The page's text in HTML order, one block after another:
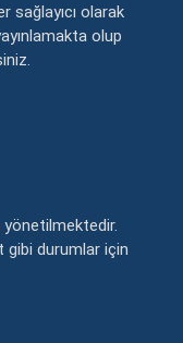
sağlayıcı olarak
olup
yönetilmektedir.
gibi durumlar için